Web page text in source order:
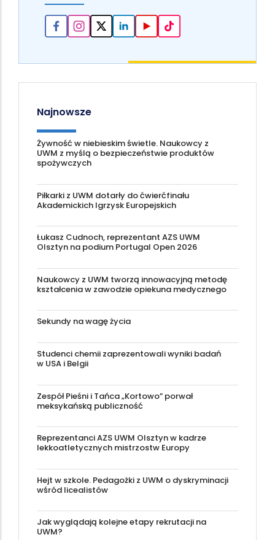
Najnowsze
Żywność w niebieskim świetle. Naukowcy z
UWM z myślą o bezpieczeństwie produktów
spożywczych
Piłkarki z UWM dotarły do ćwierćfinału
Akademickich Igrzysk Europejskich
Łukasz Cudnoch, reprezentant AZS UWM
Olsztyn na podium Portugal Open 2026
Naukowcy z UWM tworzą innowacyjną metodę
kształcenia w zawodzie opiekuna medycznego
Sekundy na wagę życia
Studenci chemii zaprezentowali wyniki badań
w USA i Belgii
Zespół Pieśni i Tańca „Kortowo” porwał
meksykańską publiczność
Reprezentanci AZS UWM Olsztyn w kadrze
lekkoatletycznych mistrzostw Europy
Hejt w szkole. Pedagożki z UWM o dyskryminacji
wśród licealistów
Jak wyglądają kolejne etapy rekrutacji na
UWM?